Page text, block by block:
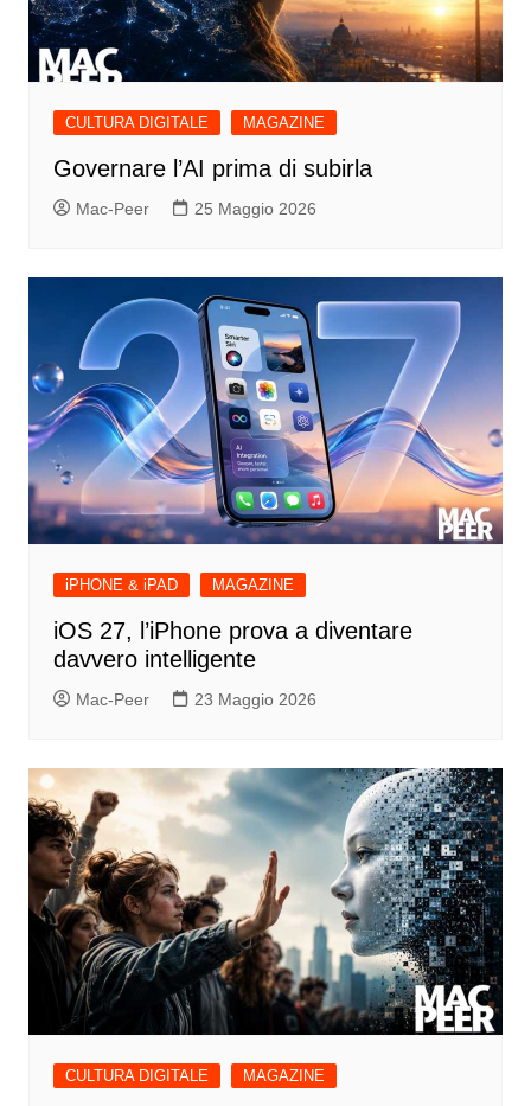
CULTURA DIGITALE MAGAZINE
Governare l’AI prima di subirla
Mac-Peer 25 Maggio 2026
iPHONE & iPAD MAGAZINE
iOS 27, l’iPhone prova a diventare
davvero intelligente
Mac-Peer 23 Maggio 2026
CULTURA DIGITALE MAGAZINE